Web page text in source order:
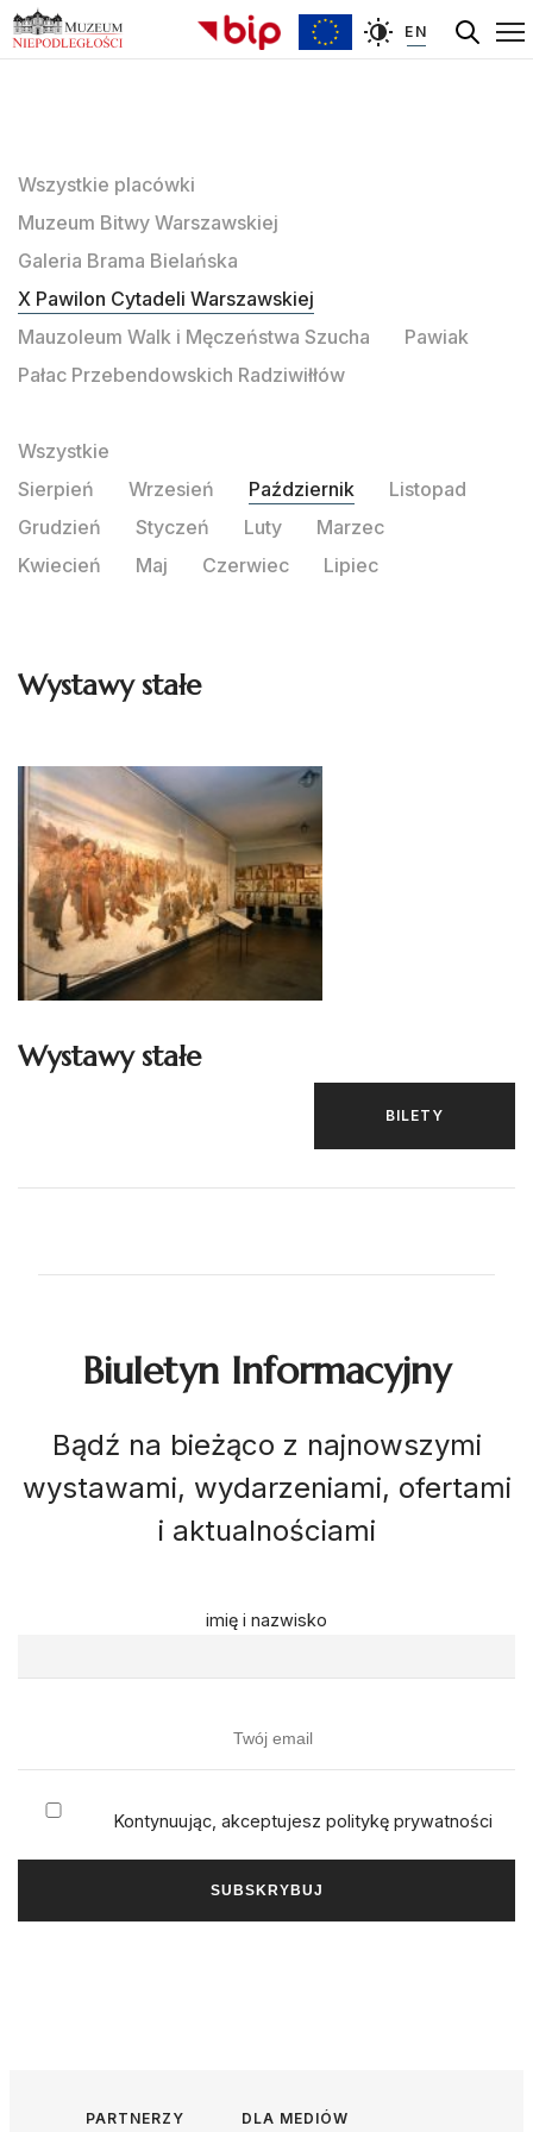
EN
Wszystkie placówki
Muzeum Bitwy Warszawskiej
Galeria Brama Bielańska
X Pawilon Cytadeli Warszawskiej
Mauzoleum Walk i Męczeństwa Szucha
Pawiak
Pałac Przebendowskich Radziwiłłów
Wszystkie
Sierpień
Wrzesień Październik
Listopad
Grudzień
Styczeń Luty
Marzec
Kwiecień
Maj Czerwiec Lipiec
Wystawy stałe
Wystawy stałe
BILETY
Biuletyn Informacyjny
Bądź na bieżąco z najnowszymi
wystawami, wydarzeniami, ofertami
i aktualnościami
imię i nazwisko
Kontynuując, akceptujesz politykę prywatności
PARTNERZY DLA MEDIÓW